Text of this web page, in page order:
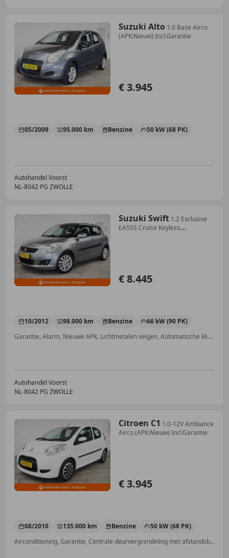
Suzuki Alto 1.0 Base Airco
(APK:Nieuw) Incl.Garantie
€ 3.945
05/2009 95.000 km Benzine 50 kW (68 PK)
Autohandel Voorst
NL-8042 PG ZWOLLE
Suzuki Swift 1.2 Exclusive
EASSS Cruise Keyless
€ 8.445
10/2012 98.000 km Benzine
66 kW (90 PK)
Garantie, Alarm, Nieuwe APK, Lichtmetalen velgen, Automatische klimaatregeling, Keyless Entry, Zij-airbags, Cruise control
Autohandel Voorst
NL-8042 PG ZWOLLE
Citroen C1 1.0-12V Ambiance
Airco (APK:Nieuw) Incl.Garantie
€ 3.945
08/2010 135.000 km Benzine
50 kW (68 PK)
Airconditioning, Garantie, Centrale deurvergrendeling met afstandsbediening, Nieuwe APK, Elektrische ramen, Alarm, Radio, Zij-airbags